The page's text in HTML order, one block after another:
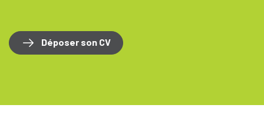
Déposer son CV